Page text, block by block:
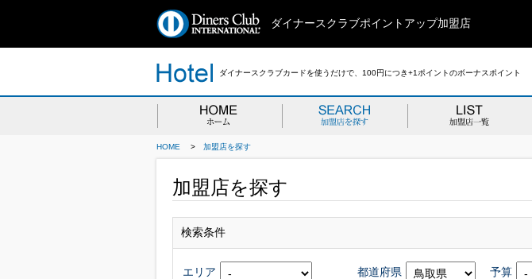
ダイナースクラブポイントアップ加盟店
ダイナースクラブカードを使うだけで、100円につき+1ポイントのボーナスポイント
HOME > 加盟店を探す
加盟店を探す
検索条件
エリア 都道府県 予算